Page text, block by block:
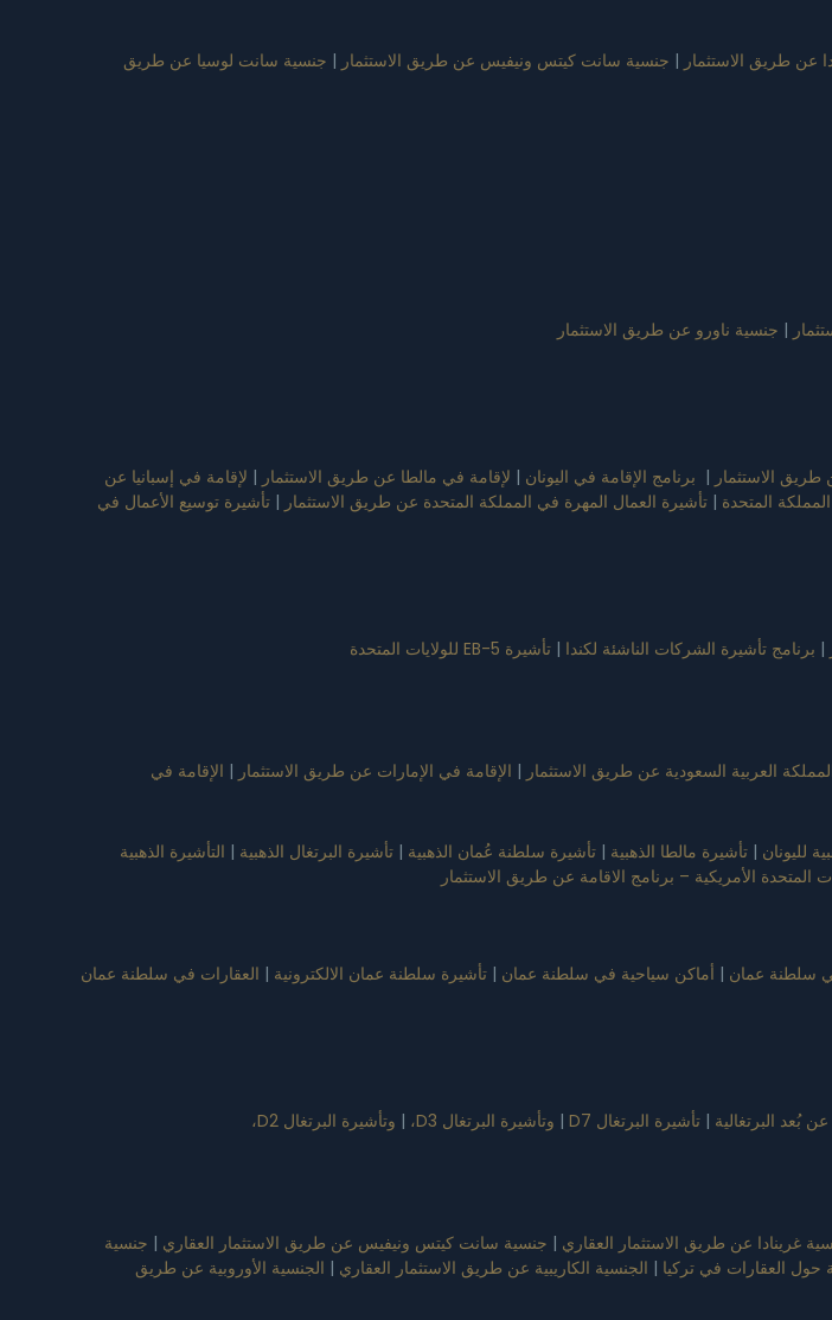
عن طريق الاستثمار | جنسية سانت كيتس ونيفيس عن طريق الاستثمار | جنسية سانت لوسيا عن طريق
| جنسية ناورو عن طريق الاستثمار
طريق الاستثمار | برنامج الإقامة في اليونان | لإقامة في مالطا عن طريق الاستثمار | لإقامة في إسبانيا عن
المتحدة | تأشيرة العمال المهرة في المملكة المتحدة عن طريق الاستثمار | تأشيرة توسيع الأعمال في
| برنامج تأشيرة الشركات الناشئة لكندا | تأشيرة EB-5 للولايات المتحدة
العربية السعودية عن طريق الاستثمار | الإقامة في الإمارات عن طريق الاستثمار | الإقامة في
لليونان | تأشيرة مالطا الذهبية | تأشيرة سلطنة عُمان الذهبية | تأشيرة البرتغال الذهبية | التأشيرة الذهبية
المتحدة الأمريكية – برنامج الاقامة عن طريق الاستثمار
سلطنة عمان | أماكن سياحية في سلطنة عمان | تأشيرة سلطنة عمان الالكترونية | العقارات في سلطنة عمان
بُعد البرتغالية | تأشيرة البرتغال D7 | وتأشيرة البرتغال D3، | وتأشيرة البرتغال D2،
غرينادا عن طريق الاستثمار العقاري | جنسية سانت كيتس ونيفيس عن طريق الاستثمار العقاري | جنسية
حول العقارات في تركيا | الجنسية الكاريبية عن طريق الاستثمار العقاري | الجنسية الأوروبية عن طريق